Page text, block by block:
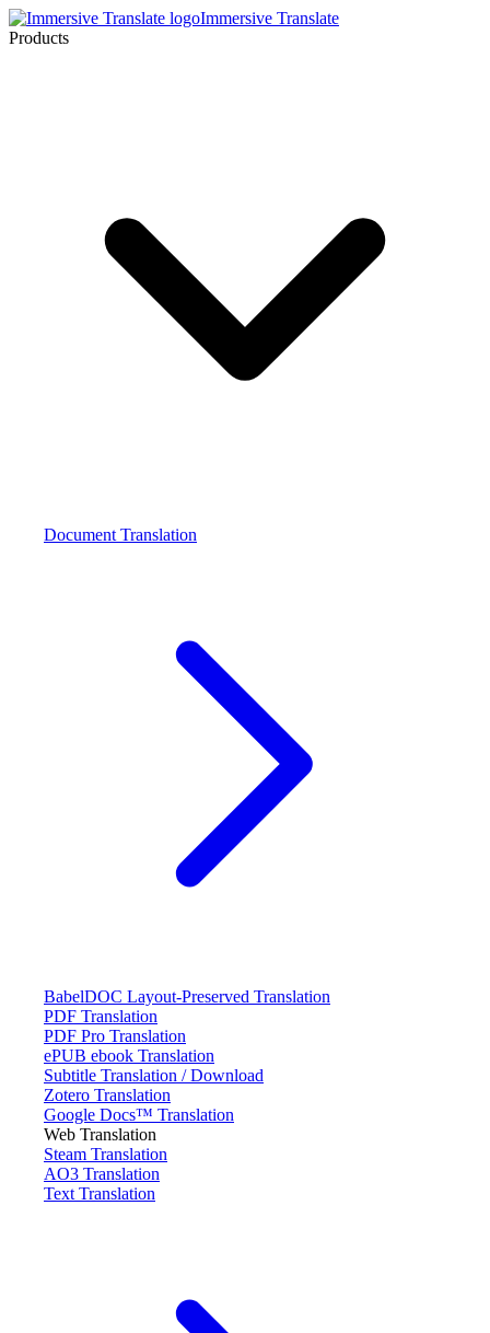
Immersive Translate
Products
Document Translation
BabelDOC Layout-Preserved Translation
PDF Translation
PDF Pro Translation
ePUB ebook Translation
Subtitle Translation / Download
Zotero Translation
Google Docs™ Translation
Web Translation
Steam Translation
AO3 Translation
Text Translation